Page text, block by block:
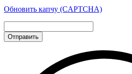
Обновить капчу (CAPTCHA)
Отправить